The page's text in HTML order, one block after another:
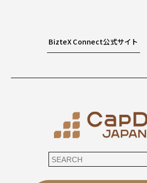
BizteX Connect公式サイト